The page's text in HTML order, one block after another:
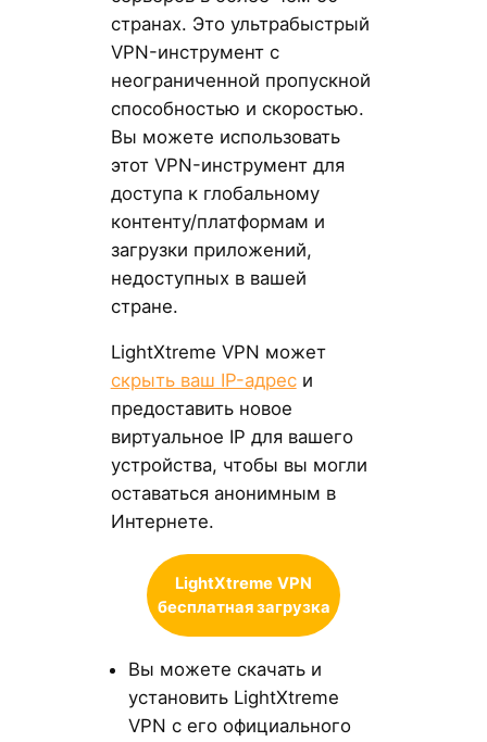
странах. Это ультрабыстрый
VPN-инструмент с
неограниченной пропускной
способностью и скоростью.
Вы можете использовать
этот VPN-инструмент для
доступа к глобальному
контенту/платформам и
загрузки приложений,
недоступных в вашей
стране.
LightXtreme VPN может
скрыть ваш IP-адреси
предоставить новое
виртуальное IP для вашего
устройства, чтобы вы могли
оставаться анонимным в
Интернете.
LightXtreme VPN
бесплатная загрузка
Вы можете скачать и
установить LightXtreme
VPN с его официального